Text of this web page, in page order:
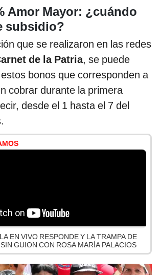
Amor Mayor: ¿cuándo
subsidio?
que se realizaron en las redes
de la Patria, se puede
bonos que corresponden a
cobrar durante la primera
desde el 1 hasta el 7 del
EN VIVO RESPONDE Y LA TRAMPA DE
GUION CON ROSA MARÍA PALACIOS